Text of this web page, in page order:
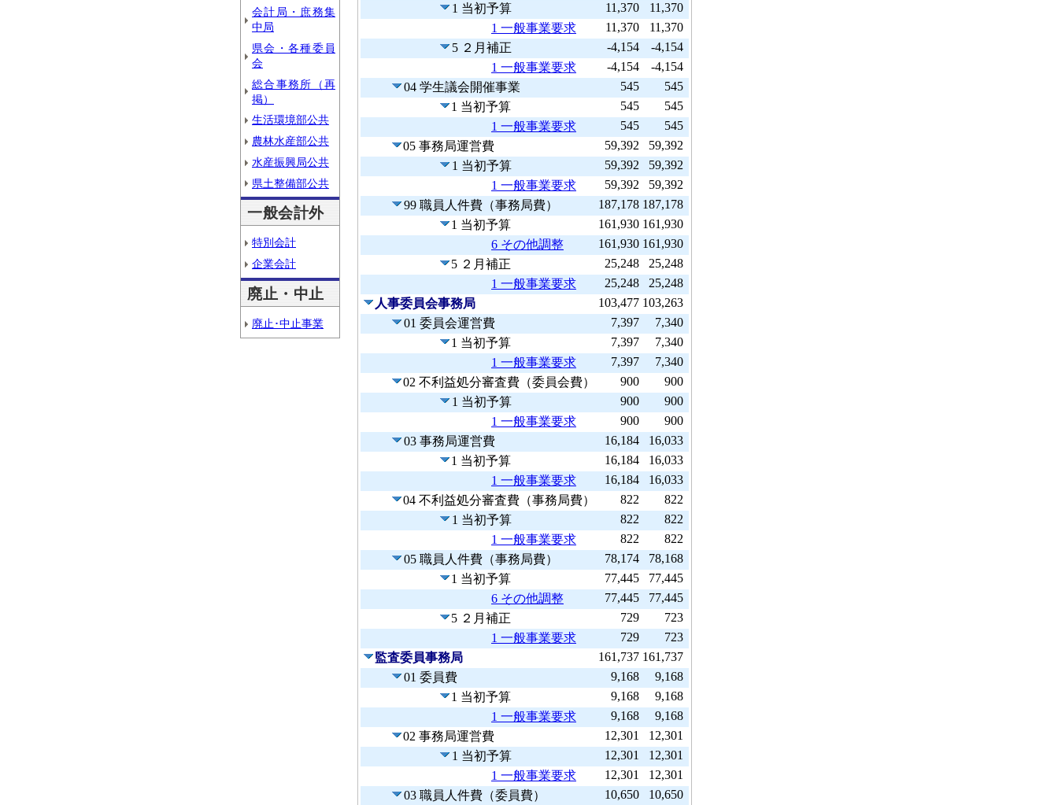
会計局・庶務集
中局
県会・各種委員
会
総合事務所（再
掲）
生活環境部公共
農林水産部公共
水産振興局公共
県土整備部公共
一般会計外
特別会計
企業会計
廃止・中止
廃止･中止事業
1 当初予算
11,370
11,370
1 一般事業要求
11,370
11,370
5 ２月補正
-4,154
-4,154
1 一般事業要求
-4,154
-4,154
04 学生議会開催事業
545
545
1 当初予算
545
545
1 一般事業要求
545
545
05 事務局運営費
59,392
59,392
1 当初予算
59,392
59,392
1 一般事業要求
59,392
59,392
99 職員人件費（事務局費）
187,178 187,178
1 当初予算
161,930 161,930
6 その他調整
161,930 161,930
5 ２月補正
25,248
25,248
1 一般事業要求
25,248
25,248
人事委員会事務局
103,477 103,263
01 委員会運営費
7,397
7,340
1 当初予算
7,397
7,340
1 一般事業要求
7,397
7,340
02 不利益処分審査費（委員会費）
900
900
1 当初予算
900
900
1 一般事業要求
900
900
03 事務局運営費
16,184
16,033
1 当初予算
16,184
16,033
1 一般事業要求
16,184
16,033
04 不利益処分審査費（事務局費）
822
822
1 当初予算
822
822
1 一般事業要求
822
822
05 職員人件費（事務局費）
78,174
78,168
1 当初予算
77,445
77,445
6 その他調整
77,445
77,445
5 ２月補正
729
723
1 一般事業要求
729
723
監査委員事務局
161,737 161,737
01 委員費
9,168
9,168
1 当初予算
9,168
9,168
1 一般事業要求
9,168
9,168
02 事務局運営費
12,301
12,301
1 当初予算
12,301
12,301
1 一般事業要求
12,301
12,301
03 職員人件費（委員費）
10,650 10,650